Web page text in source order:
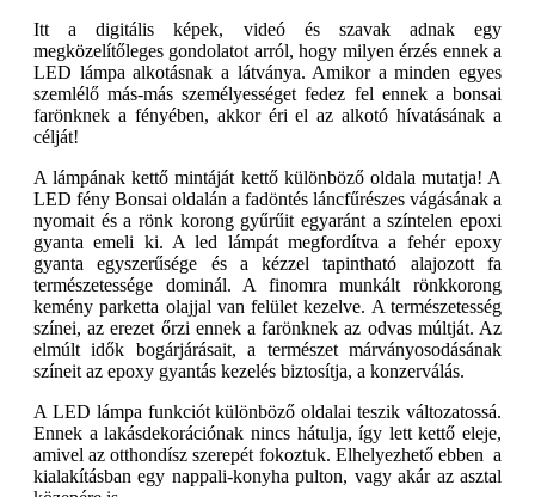
Itt a digitális képek, videó és szavak adnak egy
megközelítőleges gondolatot arról, hogy milyen érzés ennek a
LED lámpa alkotásnak a látványa. Amikor a minden egyes
szemlélő más-más személyességet fedez fel ennek a bonsai
farönknek a fényében, akkor éri el az alkotó hívatásának a
célját!
A lámpának kettő mintáját kettő különböző oldala mutatja! A
LED fény Bonsai oldalán a fadöntés láncfűrészes vágásának a
nyomait és a rönk korong gyűrűit egyaránt a színtelen epoxi
gyanta emeli ki. A led lámpát megfordítva a fehér epoxy
gyanta egyszerűsége és a kézzel tapintható alajozott fa
természetessége dominál. A finomra munkált rönkkorong
kemény parketta olajjal van felület kezelve. A természetesség
színei, az erezet őrzi ennek a farönknek az odvas múltját. Az
elmúlt idők bogárjárásait, a természet márványosodásának
színeit az epoxy gyantás kezelés biztosítja, a konzerválás.
A LED lámpa funkciót különböző oldalai teszik változatossá.
Ennek a lakásdekorációnak nincs hátulja, így lett kettő eleje,
amivel az otthondísz szerepét fokoztuk. Elhelyezhető ebben a
kialakításban egy nappali-konyha pulton, vagy akár az asztal